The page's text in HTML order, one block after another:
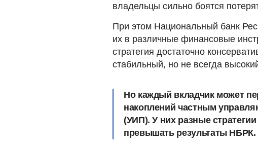
владельцы сильно боятся
При этом Национальный банк
их в различные финансовые
стратегия достаточно
стабильный, но не всегда
Но каждый вкладчик может
накоплений частным
(УИП). У них разные
превышать результаты НБРК.